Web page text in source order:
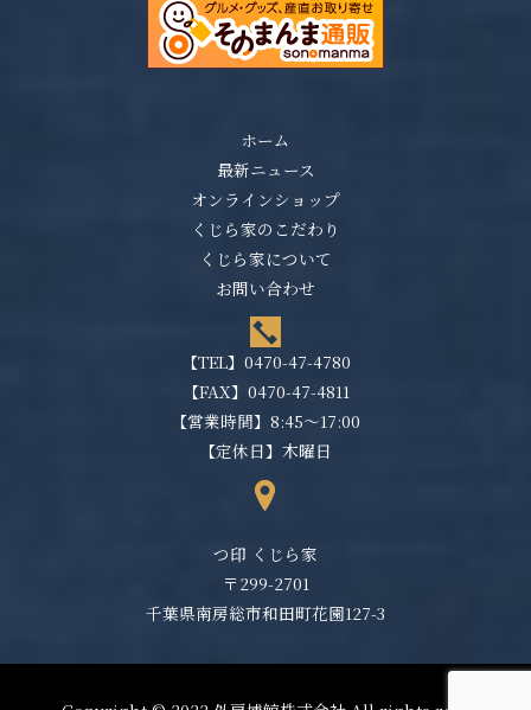
ホーム
最新ニュース
オンラインショップ
くじら家のこだわり
くじら家について
お問い合わせ
【TEL】 0470-47-4780
【FAX】0470-47-4811
【営業時間】8:45～17:00
【定休日】木曜日
つ印 くじら家
〒299-2701
千葉県南房総市和田町花園127-3